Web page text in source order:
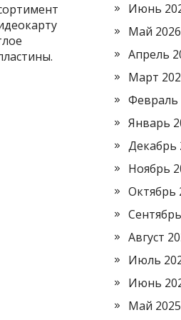
Июнь
Май 2026
Апрель
Март
Февраль
Январь
Декабрь
Ноябрь
Октябрь
Август
Июль
Июнь
Май 2025